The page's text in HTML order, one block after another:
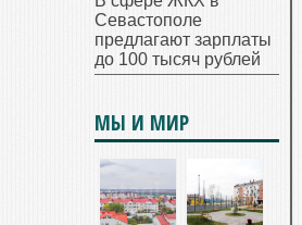
Севастополе
предлагают зарплаты
до 100 тысяч рублей
МЫ И МИР